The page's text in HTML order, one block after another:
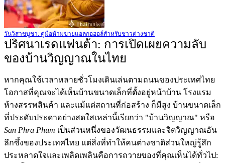
วันวิสาขบูชา: คู่มือห้ามขายแอลกอฮอล์สำหรับชาวต่างชาติ
ปริศนาเรดแฟนต้า: การเปิดเผยความลับ
ของบ้านวิญญาณในไทย
หากคุณใช้เวลาหลายชั่วโมงเดินเล่นตามถนนของประเทศไทย
โอกาสที่คุณจะได้เห็นบ้านขนาดเล็กที่ตั้งอยู่หน้าบ้าน โรงแรม
ห้างสรรพสินค้า และแม้แต่สถานที่ก่อสร้าง ก็มีสูง บ้านขนาดเล็ก
ที่ประดับประดาอย่างสดใสเหล่านี้เรียกว่า "บ้านวิญญาณ" หรือ
San Phra Phum เป็นส่วนหนึ่งของวัฒนธรรมและจิตวิญญาณอัน
ลึกซึ้งของประเทศไทย แต่สิ่งที่ทำให้คนต่างชาติส่วนใหญ่รู้สึก
ประหลาดใจและเพลิดเพลินคือการถวายของที่คุณเห็นได้ทั่วไป: